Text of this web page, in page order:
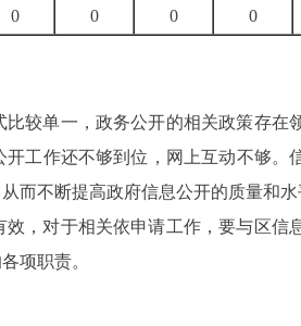
0 0 0 0
较单一，政务公开的相关政策存在
工作还不够到位，网上互动不够
而不断提高政府信息公开的质量和水
，对于相关依申请工作，要与区
项职责。